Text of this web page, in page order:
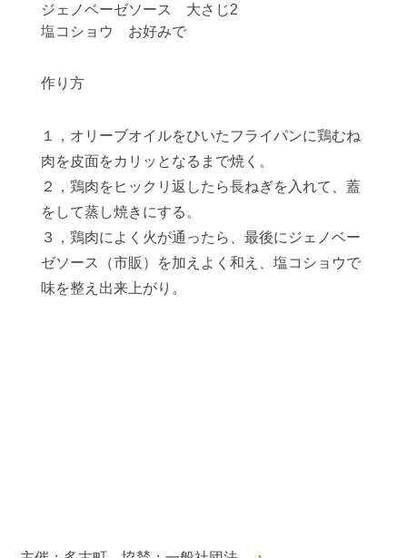
ジェノベーゼソース 大さじ2
塩コショウ お好みで
作り方
１，オリーブオイルをひいたフライパンに鶏むね
肉を皮面をカリッとなるまで焼く。
２，鶏肉をヒックリ返したら長ねぎを入れて、蓋
をして蒸し焼きにする。
３，鶏肉によく火が通ったら、最後にジェノベー
ゼソース（市販）を加えよく和え、塩コショウで
味を整え出来上がり。